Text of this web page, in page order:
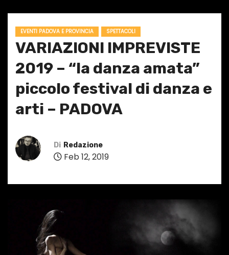
EVENTI PADOVA E PROVINCIA SPETTACOLI
VARIAZIONI IMPREVISTE
2019 – “la danza amata”
piccolo festival di danza e
arti – PADOVA
Di Redazione
Feb 12, 2019